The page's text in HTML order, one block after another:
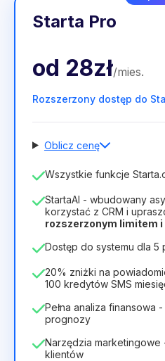
Starta Pro
od 28zł/mies.
Rozszerzony dostęp do
Oblicz cenę
Liczba pracowników
Czas trwania licencji
12 Months(zniżka -25%)
40zł28zł miesiąc
336zł za 12 Months
Wszystkie funkcje
StartaAI - wbudowany
korzystać z CRM i
rozszerzonym limitem
Dostęp do systemu dla 5
20% zniżki na
100 kredytów SMS
Pełna analiza finansowa
prognozy
Narzędzia
klientów